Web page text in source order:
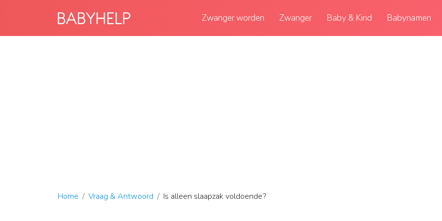
Zwanger worden Zwanger Baby & Kind Babynamen
Home Vraag & Antwoord Is alleen slaapzak voldoende?